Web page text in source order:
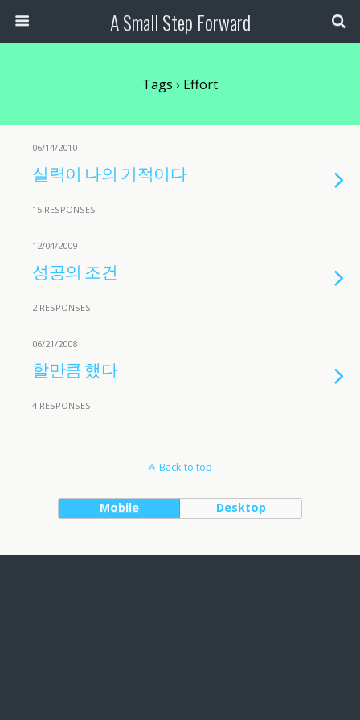
A Small Step Forward
Tags › Effort
06/14/2010
실력이 나의 기적이다
15 RESPONSES
12/04/2009
성공의 조건
2 RESPONSES
06/21/2008
할만큼 했다
4 RESPONSES
Back to top
Mobile Desktop